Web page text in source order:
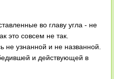
во главу угла - не
это совсем не так.
не узнанной и не названной.
и действующей в